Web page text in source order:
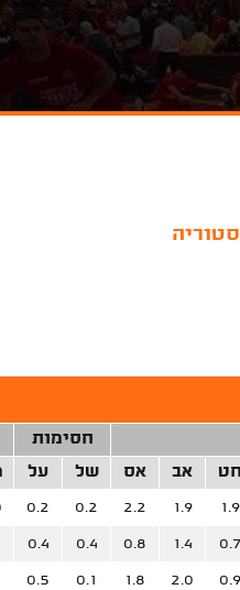
חסימות
חט אב אס של על
1.9
1.9
2.2
0.2
0.2
0.7
1.4
0.8
0.4
0.4
0.9
2.0
1.8
0.1
0.5